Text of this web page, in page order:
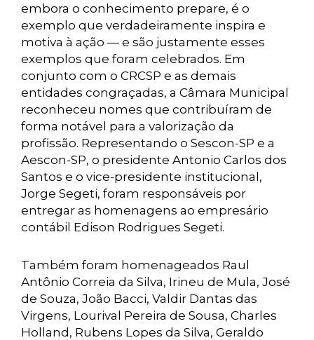
embora o conhecimento prepare, é o
exemplo que verdadeiramente inspira e
motiva à ação — e são justamente esses
exemplos que foram celebrados. Em
conjunto com o CRCSP e as demais
entidades congraçadas, a Câmara Municipal
reconheceu nomes que contribuíram de
forma notável para a valorização da
profissão. Representando o Sescon-SP e a
Aescon-SP, o presidente Antonio Carlos dos
Santos e o vice-presidente institucional,
Jorge Segeti, foram responsáveis por
entregar as homenagens ao empresário
contábil Edison Rodrigues Segeti.
Também foram homenageados Raul
Antônio Correia da Silva, Irineu de Mula, José
de Souza, João Bacci, Valdir Dantas das
Virgens, Lourival Pereira de Sousa, Charles
Holland, Rubens Lopes da Silva, Geraldo